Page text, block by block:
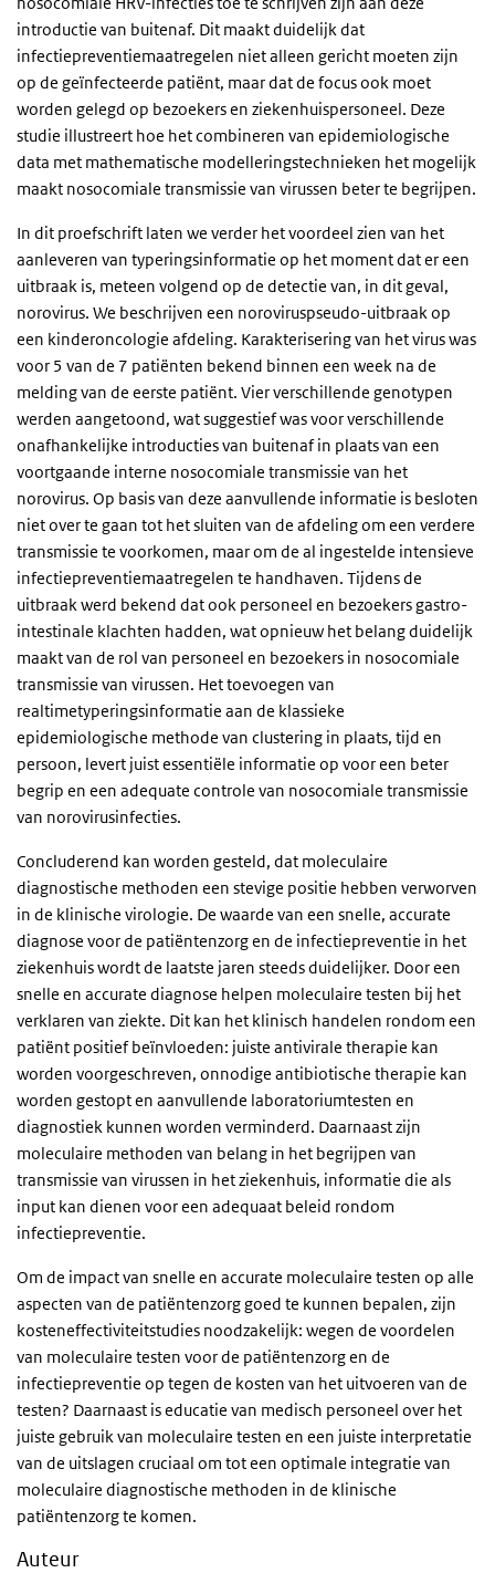
introductie van buitenaf. Dit maakt duidelijk dat
infectiepreventiemaatregelen niet alleen gericht moeten zijn
op de geïnfecteerde patiënt, maar dat de focus ook moet
worden gelegd op bezoekers en ziekenhuispersoneel. Deze
studie illustreert hoe het combineren van epidemiologische
data met mathematische modelleringstechnieken het mogelijk
maakt nosocomiale transmissie van virussen beter te begrijpen.
In dit proefschrift laten we verder het voordeel zien van het
aanleveren van typeringsinformatie op het moment dat er een
uitbraak is, meteen volgend op de detectie van, in dit geval,
norovirus. We beschrijven een noroviruspseudo-uitbraak op
een kinderoncologie afdeling. Karakterisering van het virus was
voor 5 van de 7 patiënten bekend binnen een week na de
melding van de eerste patiënt. Vier verschillende genotypen
werden aangetoond, wat suggestief was voor verschillende
onafhankelijke introducties van buitenaf in plaats van een
voortgaande interne nosocomiale transmissie van het
norovirus. Op basis van deze aanvullende informatie is besloten
niet over te gaan tot het sluiten van de afdeling om een verdere
transmissie te voorkomen, maar om de al ingestelde intensieve
infectiepreventiemaatregelen te handhaven. Tijdens de
uitbraak werd bekend dat ook personeel en bezoekers gastro-
intestinale klachten hadden, wat opnieuw het belang duidelijk
maakt van de rol van personeel en bezoekers in nosocomiale
transmissie van virussen. Het toevoegen van
realtimetyperingsinformatie aan de klassieke
epidemiologische methode van clustering in plaats, tijd en
persoon, levert juist essentiële informatie op voor een beter
begrip en een adequate controle van nosocomiale transmissie
van norovirusinfecties.
Concluderend kan worden gesteld, dat moleculaire
diagnostische methoden een stevige positie hebben verworven
in de klinische virologie. De waarde van een snelle, accurate
diagnose voor de patiëntenzorg en de infectiepreventie in het
ziekenhuis wordt de laatste jaren steeds duidelijker. Door een
snelle en accurate diagnose helpen moleculaire testen bij het
verklaren van ziekte. Dit kan het klinisch handelen rondom een
patiënt positief beïnvloeden: juiste antivirale therapie kan
worden voorgeschreven, onnodige antibiotische therapie kan
worden gestopt en aanvullende laboratoriumtesten en
diagnostiek kunnen worden verminderd. Daarnaast zijn
moleculaire methoden van belang in het begrijpen van
transmissie van virussen in het ziekenhuis, informatie die als
input kan dienen voor een adequaat beleid rondom
infectiepreventie.
Om de impact van snelle en accurate moleculaire testen op alle
aspecten van de patiëntenzorg goed te kunnen bepalen, zijn
kosteneffectiviteitstudies noodzakelijk: wegen de voordelen
van moleculaire testen voor de patiëntenzorg en de
infectiepreventie op tegen de kosten van het uitvoeren van de
testen? Daarnaast is educatie van medisch personeel over het
juiste gebruik van moleculaire testen en een juiste interpretatie
van de uitslagen cruciaal om tot een optimale integratie van
moleculaire diagnostische methoden in de klinische
patiëntenzorg te komen.
Auteur